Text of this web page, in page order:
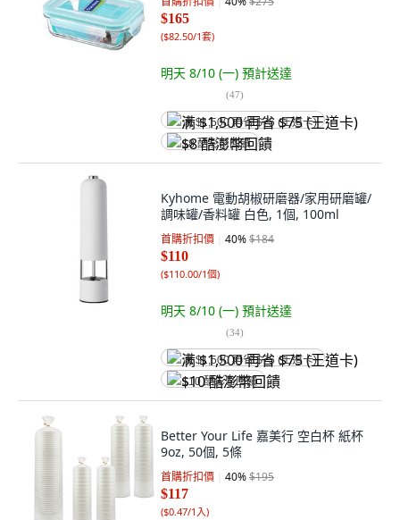
$165
($82.50/1套)
明天 8/10 (一) 預計送達
(47)
满 $1,500 再省 $75 (王道卡)
$8 酷澎幣回饋
Kyhome 電動胡椒研磨器/家用研磨罐/
調味罐/香料罐 白色, 1個, 100ml
首購折扣價 40%$184
$110
($110.00/1個)
明天 8/10 (一) 預計送達
(34)
满 $1,500 再省 $75 (王道卡)
$10 酷澎幣回饋
Better Your Life 嘉美行 空白杯 紙杯
9oz, 50個, 5條
首購折扣價 40%$195
$117
($0.47/1入)